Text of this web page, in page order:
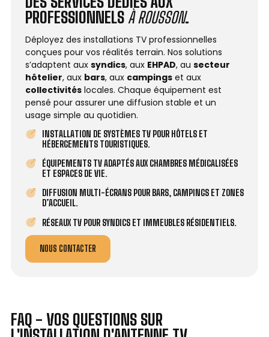
PROFESSIONNELS À ROUSSON.
Déployez des installations TV professionnelles
conçues pour vos réalités terrain. Nos solutions
s’adaptent aux syndics, aux EHPAD, au secteur
hôtelier, aux bars, aux campings et aux
collectivités locales. Chaque équipement est
pensé pour assurer une diffusion stable et un
usage simple au quotidien.
INSTALLATION DE SYSTÈMES TV POUR HÔTELS ET
HÉBERGEMENTS TOURISTIQUES.
ÉQUIPEMENTS TV ADAPTÉS AUX CHAMBRES MÉDICALISÉES
ET ESPACES DE VIE.
DIFFUSION MULTI-ÉCRANS POUR BARS, CAMPINGS ET ZONES
D’ACCUEIL.
RÉSEAUX TV POUR SYNDICS ET IMMEUBLES RÉSIDENTIELS.
NOUS CONTACTER
FAQ - VOS QUESTIONS SUR